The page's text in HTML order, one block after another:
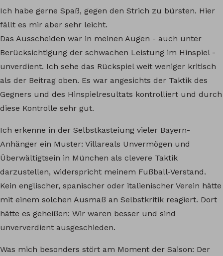
Ich habe gerne Spaß, gegen den Strich zu bürsten. Hier
fällt es mir aber sehr leicht.
Das Ausscheiden war in meinen Augen - auch unter
Berücksichtigung der schwachen Leistung im Hinspiel -
unverdient. Ich sehe das Rückspiel weit weniger kritisch
als der Beitrag oben. Es war angesichts der Taktik des
Gegners und des Hinspielresultats kontrolliert und durch
diese Kontrolle sehr gut.
Ich erkenne in der Selbstkasteiung vieler Bayern-
Anhänger ein Muster: Villareals Unvermögen und
Überwältigtsein in München als clevere Taktik
darzustellen, widerspricht meinem Fußball-Verstand.
Kein englischer, spanischer oder italienischer Verein hätte
mit einem solchen Ausmaß an Selbstkritik reagiert. Dort
hätte es geheißen: Wir waren besser und sind
unververdient ausgeschieden.
Was mich besonders stört am Moment der Saison: Der